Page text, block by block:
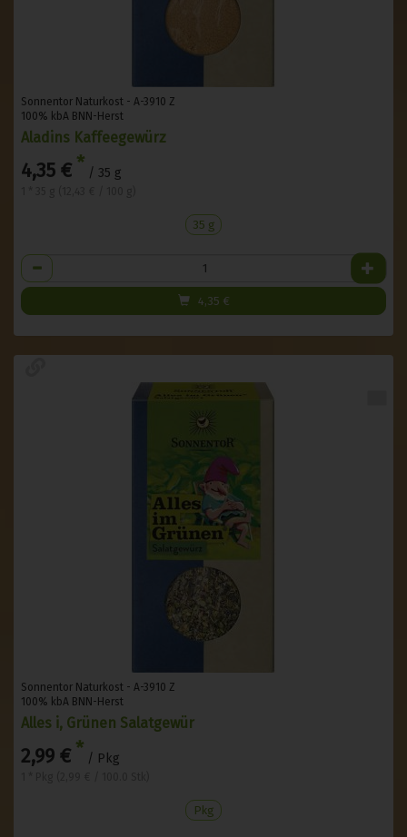
Sonnentor Naturkost - A-3910 Z
100% kbA BNN-Herst
Aladins Kaffeegewürz
4,35 € * / 35 g
35 g
Anzahl
4,35 €
Sonnentor Naturkost - A-3910 Z
100% kbA BNN-Herst
Alles i, Grünen Salatgewür
2,99 € * / Pkg
Pkg